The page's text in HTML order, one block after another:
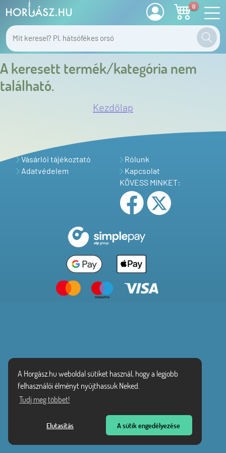
A Horgász.hu weboldal sütiket használ, hogy a legjobb
felhasználói élményt nyújthassuk Neked.
Tudj meg többet!
Elutasítás A sütik engedélyezése
0
A keresett termék/kategória nem
található.
Kezdőlap
Vásárlói tájékoztató
Adatvédelem
Rólunk
Kapcsolat
KÖVESS MINKET: